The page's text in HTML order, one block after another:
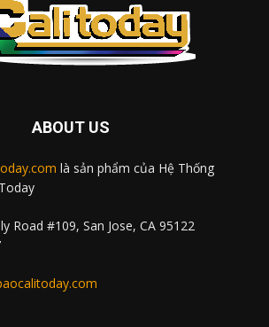
ABOUT US
là sản phẩm của Hệ Thống
Road #109, San Jose, CA 95122